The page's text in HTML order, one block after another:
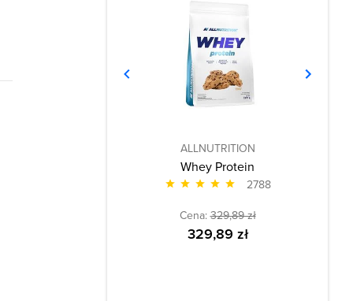
ALLNUTRITION
Whey Protein
2788
Cena:329,89 zł
329,89 zł